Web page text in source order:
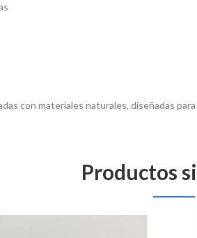
con materiales naturales, diseñadas
Productos